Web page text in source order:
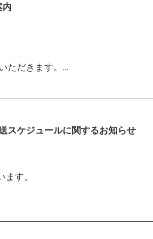
度）
）については
だきます。
業再開後、順次対応させていただき
ようお願いいたします。
ましては、担当の収集業者までお
スケジュールに関するお知らせ
す。